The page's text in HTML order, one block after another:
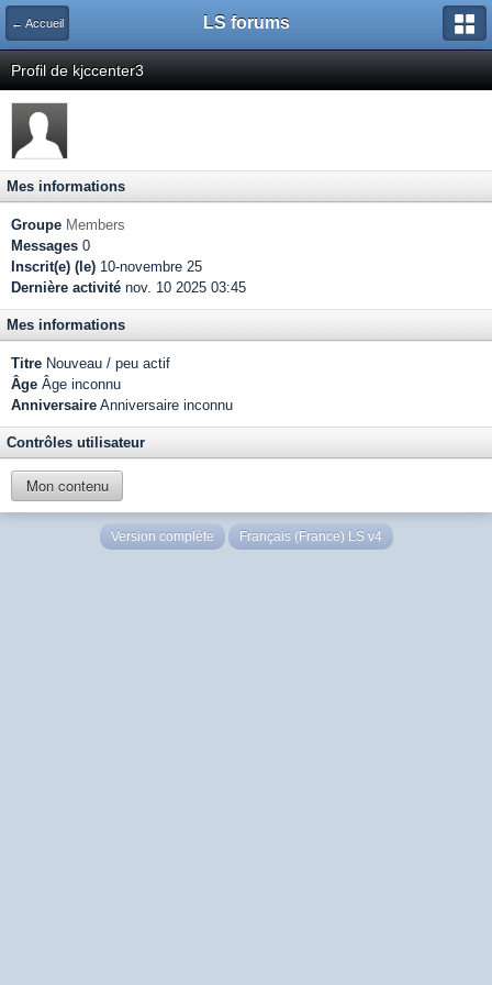
← Accueil LS forums
Profil de kjccenter3
Mes informations
Groupe Members
Messages 0
Inscrit(e) (le) 10-novembre 25
Dernière activité nov. 10 2025 03:45
Mes informations
Titre Nouveau / peu actif
Âge Âge inconnu
Anniversaire Anniversaire inconnu
Contrôles utilisateur
Mon contenu
Version complète Français (France) LS v4